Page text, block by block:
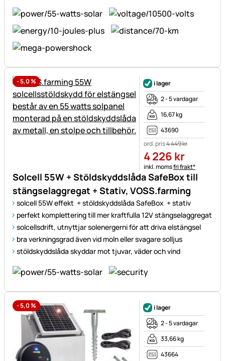
-5,0%
Solcell 55W + Stöldskyddslåda SafeBox till
stängselaggregat + Stativ, VOSS.farming
solcell 55W effekt + stöldskyddslåda SafeBox + stativ
perfekt komplettering till mer kraftfulla 12V stängselaggregat
solcellsdrift, utnyttjar solenergerni för att driva elstängsel
bra verkningsgrad även vid moln eller svagare solljus
stöldskyddslåda skyddar mot tjuvar, väder och vind
i lager
2 - 5 vardagar
16,67 kg
43690
ord. pris4 449kr
4 226 kr
Skatteinformation:
inkl. momsfri frakt*
-5,0%
i lager
2 - 5 vardagar
33,66 kg
43664